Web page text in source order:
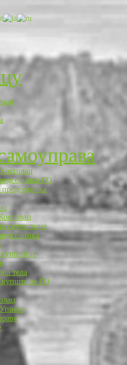
ГО
скупштине
тела
ГО